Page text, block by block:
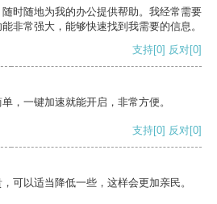
时随地为我的办公提供帮助。我经常需要
非常强大，能够快速找到我需要的信息。
支持[0] 反对[0]
，一键加速就能开启，非常方便。
支持[0] 反对[0]
可以适当降低一些，这样会更加亲民。